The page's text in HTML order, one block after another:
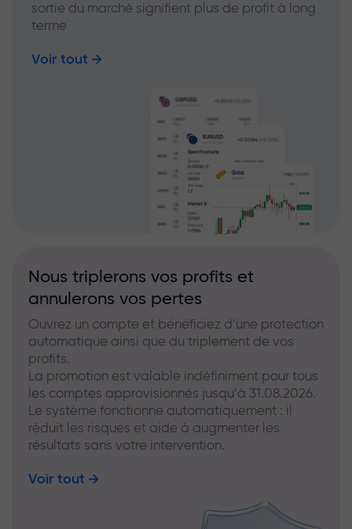
sortie du marché signifient plus de profit à long
terme
Voir tout
Nous triplerons vos profits et
annulerons vos pertes
Ouvrez un compte et bénéficiez d’une protection
automatique ainsi que du triplement de vos
profits.
La promotion est valable indéfiniment pour tous
les comptes approvisionnés jusqu’à 31.08.2026.
Le système fonctionne automatiquement : il
réduit les risques et aide à augmenter les
résultats sans votre intervention.
Voir tout